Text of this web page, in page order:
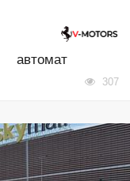
автомат
307